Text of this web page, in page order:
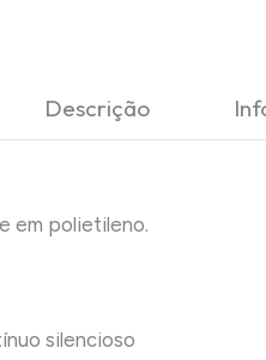
Descrição
em polietileno.
silencioso